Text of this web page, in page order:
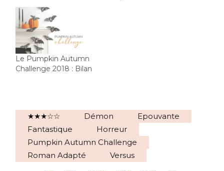
Le Pumpkin Autumn
Challenge 2018 : Bilan
★★★☆☆ Démon
Epouvante
Fantastique
Horreur
Pumpkin Autumn Challenge
Roman Adapté
Versus